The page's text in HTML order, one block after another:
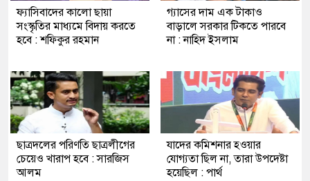
ফ্যাসিবাদের কালো ছায়া
সংস্কৃতির মাধ্যমে বিদায় করতে
হবে : শফিকুর রহমান
গ্যাসের দাম এক টাকাও
বাড়ালে সরকার টিকতে পারবে
না : নাহিদ ইসলাম
ছাত্রদলের পরিণতি ছাত্রলীগের
চেয়েও খারাপ হবে : সারজিস
আলম
যাদের কমিশনার হওয়ার
যোগ্যতা ছিল না, তারা উপদেষ্টা
হয়েছিল : পার্থ